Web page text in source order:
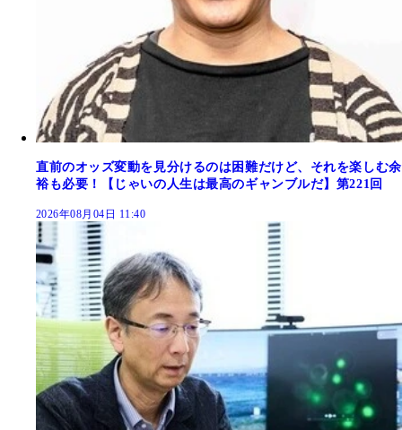
直前のオッズ変動を見分けるのは困難だけど、それを楽しむ余
裕も必要！【じゃいの人生は最高のギャンブルだ】第221回
2026年08月04日 11:40